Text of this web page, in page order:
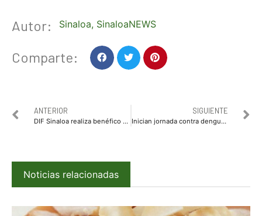
Autor: Sinaloa, SinaloaNEWS
Comparte:
ANTERIOR
DIF Sinaloa realiza benéfico «Desayuno del Sombrero»
SIGUIENTE
Inician jornada contra dengue, zika y chinkungunya
Noticias relacionadas